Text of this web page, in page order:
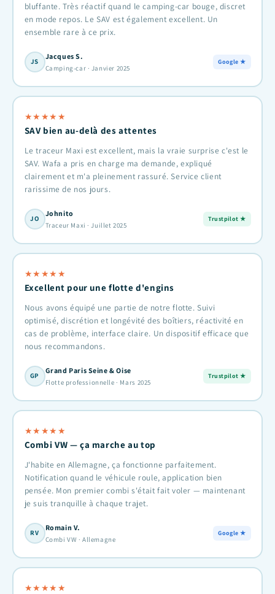
bluffante. Très réactif quand le camping-car bouge, discret
en mode repos. Le SAV est également excellent. Un
ensemble rare à ce prix.
JS
Jacques S.
Camping-car · Janvier 2025
Google ★
★★ ★★ ★
SAV bien au-delà des attentes
Le traceur Maxi est excellent, mais la vraie surprise c'est le
SAV. Wafa a pris en charge ma demande, expliqué
clairement et m'a pleinement rassuré. Service client
rarissime de nos jours.
JO
Johnito
Traceur Maxi · Juillet 2025
Trustpilot ★
★★ ★★ ★
Excellent pour une flotte d'engins
Nous avons équipé une partie de notre flotte. Suivi
optimisé, discrétion et longévité des boîtiers, réactivité en
cas de problème, interface claire. Un dispositif efficace que
nous recommandons.
GP
Grand Paris Seine & Oise
Flotte professionnelle · Mars 2025
Trustpilot ★
★★ ★★ ★
Combi VW — ça marche au top
J'habite en Allemagne, ça fonctionne parfaitement.
Notification quand le véhicule roule, application bien
pensée. Mon premier combi s'était fait voler — maintenant
je suis tranquille à chaque trajet.
RV
Romain V.
Combi VW · Allemagne
Google ★
★★ ★★ ★